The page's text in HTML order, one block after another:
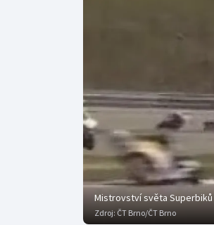
Mistrovství světa Superbiků
Zdroj: ČT Brno/ČT Brno